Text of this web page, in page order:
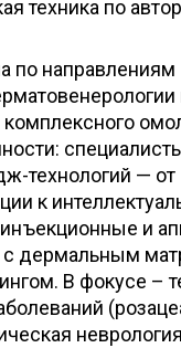
техника по
по направлениям
технологий — от
к
и
с дермальным
В фокусе –